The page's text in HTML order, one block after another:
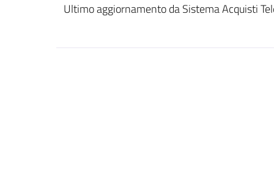
Ultimo aggiornamento da Sistema Acquisti